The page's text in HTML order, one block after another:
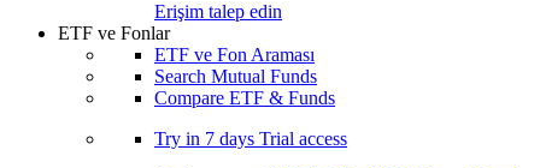
Erişim talep edin
ETF ve Fonlar
ETF ve Fon Araması
Search Mutual Funds
Compare ETF & Funds
Try in 7 days Trial access